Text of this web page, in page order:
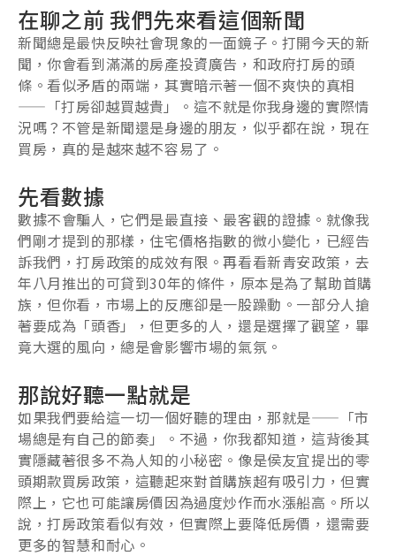
在聊之前 我們先來看這個新聞
新聞總是最快反映社會現象的一面鏡子。打開今天的新
聞，你會看到滿滿的房產投資廣告，和政府打房的頭
條。看似矛盾的兩端，其實暗示著一個不爽快的真相
——「打房卻越買越貴」。這不就是你我身邊的實際情
況嗎？不管是新聞還是身邊的朋友，似乎都在說，現在
買房，真的是越來越不容易了。
先看數據
數據不會騙人，它們是最直接、最客觀的證據。就像我
們剛才提到的那樣，住宅價格指數的微小變化，已經告
訴我們，打房政策的成效有限。再看看新青安政策，去
年八月推出的可貸到30年的條件，原本是為了幫助首購
族，但你看，市場上的反應卻是一股躁動。一部分人搶
著要成為「頭香」，但更多的人，還是選擇了觀望，畢
竟大選的風向，總是會影響市場的氣氛。
那說好聽一點就是
如果我們要給這一切一個好聽的理由，那就是——「市
場總是有自己的節奏」。不過，你我都知道，這背後其
實隱藏著很多不為人知的小秘密。像是侯友宜提出的零
頭期款買房政策，這聽起來對首購族超有吸引力，但實
際上，它也可能讓房價因為過度炒作而水漲船高。所以
說，打房政策看似有效，但實際上要降低房價，還需要
更多的智慧和耐心。